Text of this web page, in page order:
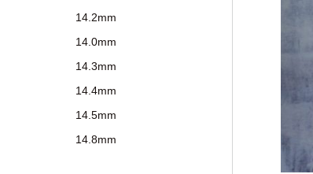
14.2mm
14.0mm
14.3mm
14.4mm
14.5mm
14.8mm